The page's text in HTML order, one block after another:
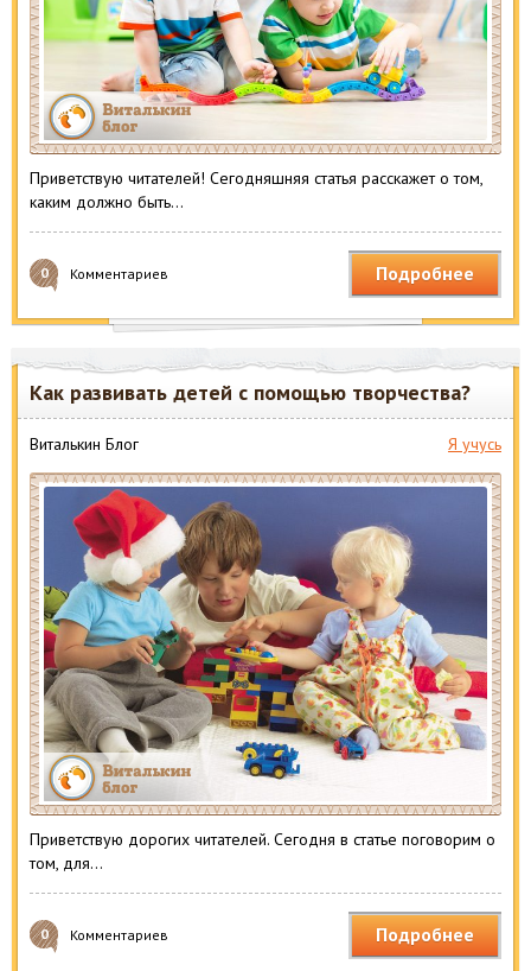
Приветствую читателей! Сегодняшняя статья расскажет о том,
каким должно быть…
0 Комментариев Подробнее
Как развивать детей с помощью творчества?
Виталькин Блог Я учусь
Приветствую дорогих читателей. Сегодня в статье поговорим о
том, для…
0 Комментариев Подробнее